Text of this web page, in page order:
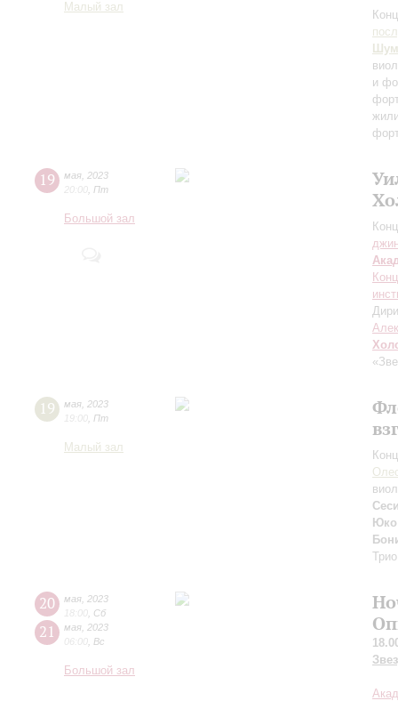
Малый зал
и
19 мая 2023
20:00 Пт
Большой зал
19 мая 2023
19:00 Пт
Малый зал
20 мая 2023
18:00 Сб
21 мая 2023
06:00 Вс
Большой зал